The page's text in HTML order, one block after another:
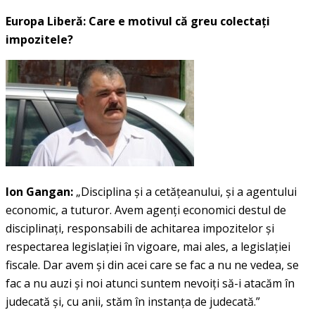
Europa Liberă: Care e motivul că greu colectaţi
impozitele?
Ion Gangan: „Disciplina şi a cetăţeanului, şi a agentului
economic, a tuturor. Avem agenţi economici destul de
disciplinaţi, responsabili de achitarea impozitelor şi
respectarea legislaţiei în vigoare, mai ales, a legislaţiei
fiscale. Dar avem şi din acei care se fac a nu ne vedea, se
fac a nu auzi şi noi atunci suntem nevoiţi să-i atacăm în
judecată şi, cu anii, stăm în instanţa de judecată.”